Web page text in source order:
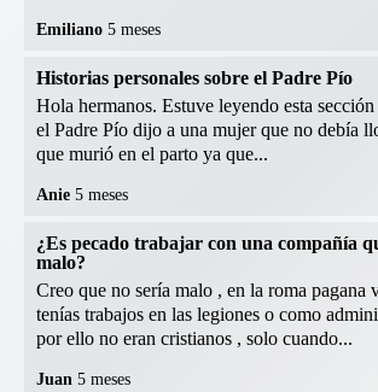
Emiliano 5 meses
Historias personales sobre el Padre Pío
Hola hermanos. Estuve leyendo esta
el Padre Pío dijo a una mujer que no debía
que murió en el parto ya que...
Anie 5 meses
¿Es pecado trabajar con una compañía
malo?
Creo que no sería malo , en la roma pagana
tenías trabajos en las legiones o como
por ello no eran cristianos , solo cuando...
Juan 5 meses